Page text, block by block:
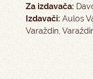
Za izdavača:
Izdavači: Aulos
Varaždin,